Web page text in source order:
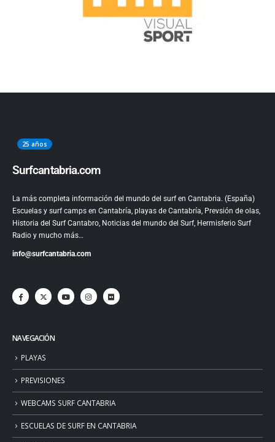
25 años
Surfcantabria.com
La más completa información del mundo del surf en Cantabria. (España)
Escuelas y surf camps en Cantabría, playas de Cantabría, Prevsión de olas,
Historia del Surf Cantabro, Noticias del mundo del Surf, Hermisferio Surf
Radio y mucho más…
info@surfcantabria.com
NAVEGACIÓN
PLAYAS
PREVISIONES
WEBCAMS SURF CANTABRIA
ESCUELAS DE SURF EN CANTABRIA